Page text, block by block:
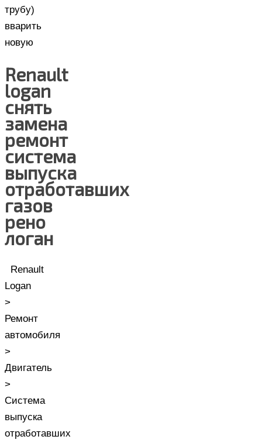
трубу)
вварить
новую
Renault
logan
снять
замена
ремонт
система
выпуска
отработавших
газов
рено
логан
Renault
Logan
>
Ремонт
автомобиля
>
Двигатель
>
Система
выпуска
отработавших